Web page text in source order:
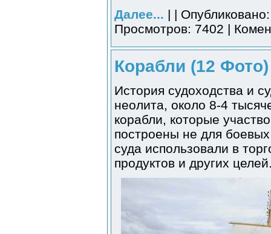
Далее... | |
Просмотров: 7402 |
Корабли (12 Фото)
История судоходства и
неолита, около 8-4
корабли, которые
построены не для
суда использовали в
продуктов и других